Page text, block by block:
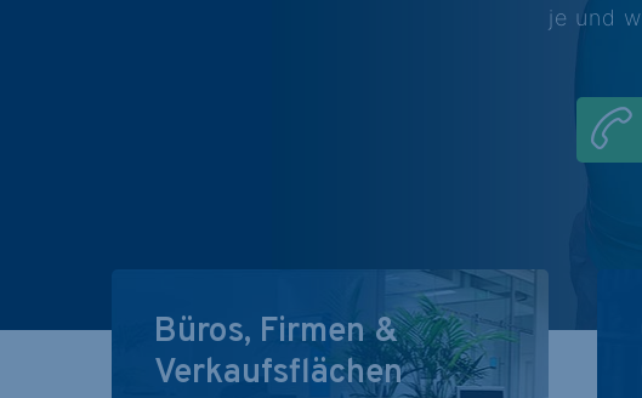
je und
Büros, Firmen &
Verkaufsflächen